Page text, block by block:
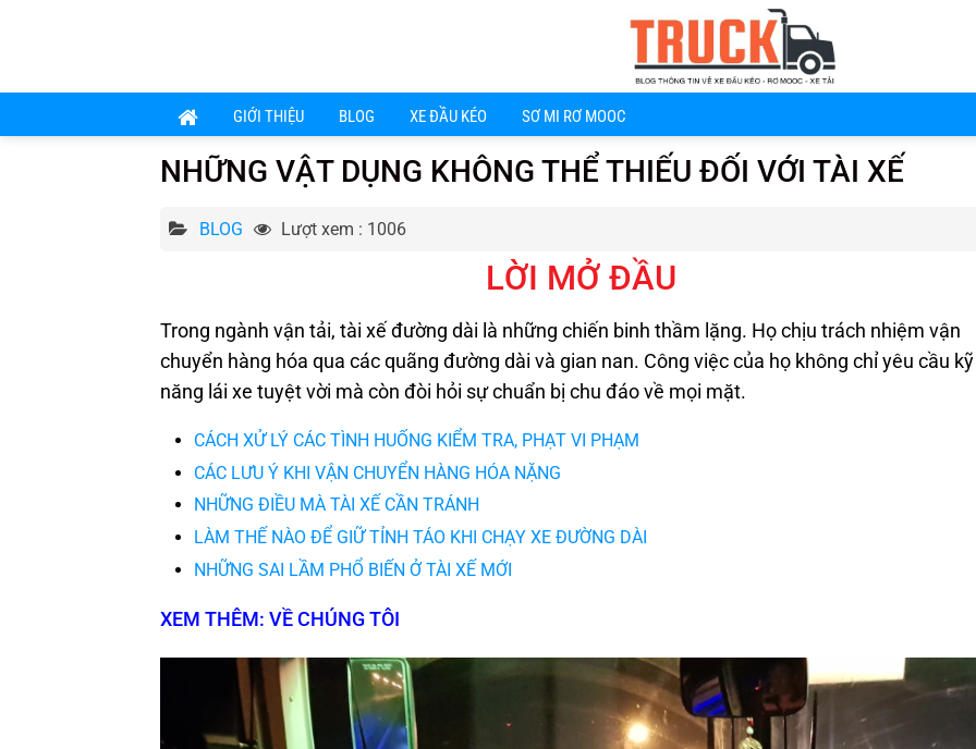
dung
GIỚI THIỆU BLOG XE ĐẦU KÉO SƠ MI RƠ MOOC
NHỮNG VẬT DỤNG KHÔNG THỂ THIẾU ĐỐI VỚI TÀI XẾ
BLOG Lượt xem : 1006
LỜI MỞ ĐẦU
Trong ngành vận tải, tài xế đường dài là những chiến binh thầm lặng. Họ chịu trách nhiệm vận
chuyển hàng hóa qua các quãng đường dài và gian nan. Công việc của họ không chỉ yêu cầu kỹ
năng lái xe tuyệt vời mà còn đòi hỏi sự chuẩn bị chu đáo về mọi mặt.
CÁCH XỬ LÝ CÁC TÌNH HUỐNG KIỂM TRA, PHẠT VI PHẠM
CÁC LƯU Ý KHI VẬN CHUYỂN HÀNG HÓA NẶNG
NHỮNG ĐIỀU MÀ TÀI XẾ CẦN TRÁNH
LÀM THẾ NÀO ĐỂ GIỮ TỈNH TÁO KHI CHẠY XE ĐƯỜNG DÀI
NHỮNG SAI LẦM PHỔ BIẾN Ở TÀI XẾ MỚI
XEM THÊM: VỀ CHÚNG TÔI